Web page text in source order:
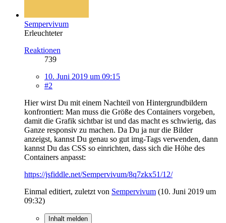
Sempervivum
Erleuchteter
Reaktionen
739
10. Juni 2019 um 09:15
#2
Hier wirst Du mit einem Nachteil von Hintergrundbildern
konfrontiert: Man muss die Größe des Containers vorgeben,
damit die Grafik sichtbar ist und das macht es schwierig, das
Ganze responsiv zu machen. Da Du ja nur die Bilder
anzeigst, kannst Du genau so gut img-Tags verwenden, dann
kannst Du das CSS so einrichten, dass sich die Höhe des
Containers anpasst:
https://jsfiddle.net/Sempervivum/8q7zkx51/12/
Einmal editiert, zuletzt von Sempervivum (10. Juni 2019 um
09:32)
Inhalt melden